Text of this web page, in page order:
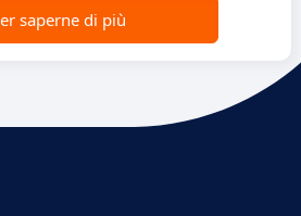
saperne di più